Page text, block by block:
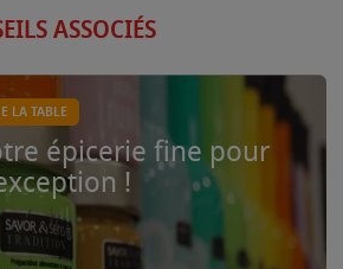
ASSOCIÉS
LA TABLE
épicerie fine pour
!